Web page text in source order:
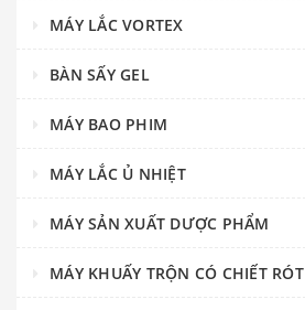
MÁY LẮC VORTEX
BÀN SẤY GEL
MÁY BAO PHIM
MÁY LẮC Ủ NHIỆT
MÁY SẢN XUẤT DƯỢC PHẨM
MÁY KHUẤY TRỘN CÓ CHIẾT RÓT